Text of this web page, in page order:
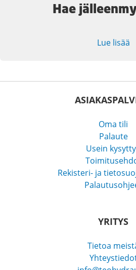
Hae
Lue lisää
Oma tili
Palaute
Usein
Rekisteri- ja
YRITYS
Tietoa